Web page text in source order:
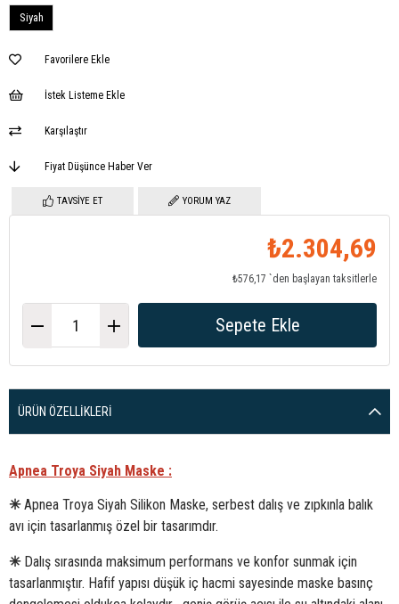
Siyah
Favorilere Ekle
İstek Listeme Ekle
Karşılaştır
Fiyat Düşünce Haber Ver
TAVSIYE ET YORUM YAZ
₺2.304,69
₺576,17 `den başlayan taksitlerle
ÜRÜN ÖZELLIKLERI
Apnea Troya Siyah Maske :
✳Apnea Troya Siyah Silikon Maske, serbest dalış ve zıpkınla balık
avı için tasarlanmış özel bir tasarımdır.
✳ Dalış sırasında maksimum performans ve konfor sunmak için
tasarlanmıştır. Hafif yapısı düşük iç hacmi sayesinde maske basınç